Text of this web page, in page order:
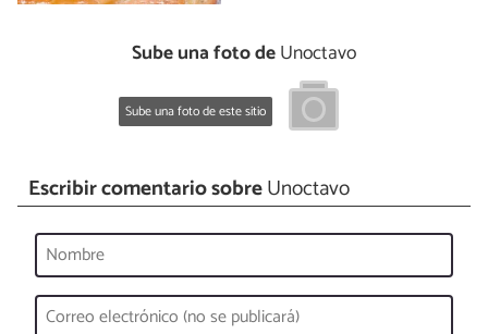
Sube una foto deUnoctavo
Sube una foto de este sitio
Escribir comentario sobreUnoctavo